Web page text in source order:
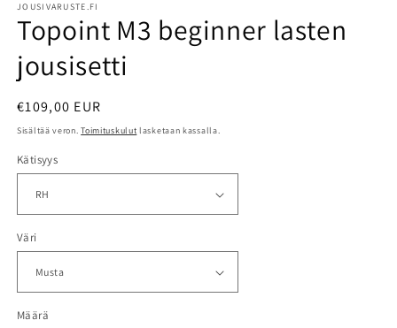
JOUSIVARUSTE.FI
Topoint M3 beginner lasten
jousisetti
Normaalihinta
€109,00 EUR
Sisältää veron.Toimituskulut lasketaan kassalla.
Kätisyys
Väri
Määrä